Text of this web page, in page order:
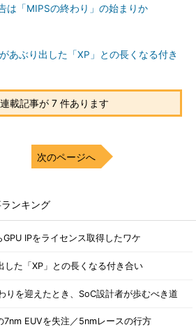
は「MIPSの終わり」の始まりか
あぶり出した「XP」との長くなる付き
載記事が 7 件あります
次のページへ
ンキング
IPをライセンス取得したワケ
した「XP」との長くなる付き合い
りを迎えたとき、SoC設計者が歩むべき道
7nm EUVを失注／5nmレースの行方